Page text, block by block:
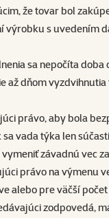
že tovar bol
s uvedením
sa nepočíta
až dňom
právo, aby bola
vada týka len
závadnú vec
právo na
alebo pre väčší
zodpovedá,